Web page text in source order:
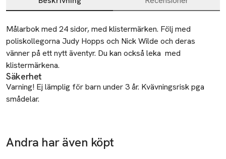
Beskrivning
Målarbok med 24 sidor, med klistermärken. Följ med
poliskollegorna Judy Hopps och Nick Wilde och deras
vänner på ett nytt äventyr. Du kan också leka  med
klistermärkena.
Säkerhet
Varning! Ej lämplig för barn under 3 år. Kvävningsrisk pga
smådelar.
Studentgatan 4
Andra har även köpt
-20%